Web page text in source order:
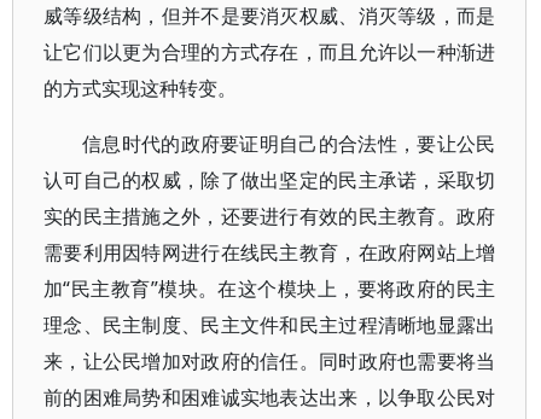
威等级结构，但并不是要消灭权威、消灭等级，而是
让它们以更为合理的方式存在，而且允许以一种渐进
的方式实现这种转变。
信息时代的政府要证明自己的合法性，要让公民
认可自己的权威，除了做出坚定的民主承诺，采取切
实的民主措施之外，还要进行有效的民主教育。政府
需要利用因特网进行在线民主教育，在政府网站上增
加“民主教育”模块。在这个模块上，要将政府的民主
理念、民主制度、民主文件和民主过程清晰地显露出
来，让公民增加对政府的信任。同时政府也需要将当
前的困难局势和困难诚实地表达出来，以争取公民对